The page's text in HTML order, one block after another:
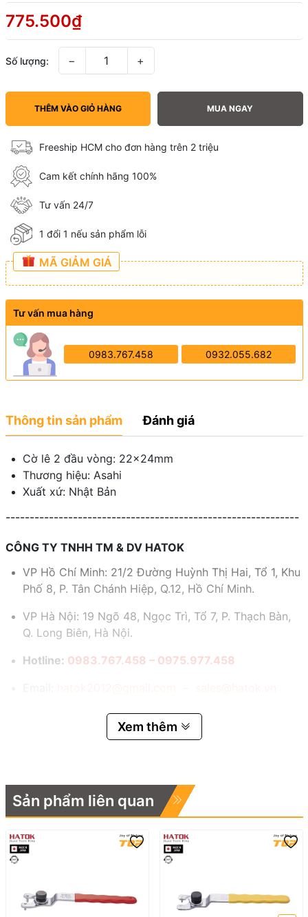
775.500₫
Số lượng: − +
THÊM VÀO GIỎ HÀNG MUA NGAY
Freeship HCM cho đơn hàng trên 2 triệu
Cam kết chính hãng 100%
Tư vấn 24/7
1 đổi 1 nếu sản phẩm lỗi
MÃ GIẢM GIÁ
Tư vấn mua hàng
0983.767.458 0932.055.682
Thông tin sản phẩm Đánh giá
Cờ lê 2 đầu vòng: 22x24mm
Thương hiệu: Asahi
Xuất xứ: Nhật Bản
-------------------------------------------------------------
CÔNG TY TNHH TM & DV HATOK
VP Hồ Chí Minh: 21/2 Đường Huỳnh Thị Hai, Tổ 1, Khu
Phố 8, P. Tân Chánh Hiệp, Q.12, Hồ Chí Minh.
VP Hà Nội: 19 Ngõ 48, Ngọc Trì, Tổ 7, P. Thạch Bàn,
Q. Long Biên, Hà Nội.
Hotline: 0983.767.458 – 0975.977.458
Xem thêm
Sản phẩm liên quan